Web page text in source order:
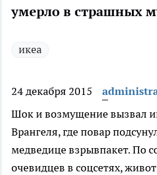
умерло в страшных
икеа
24 декабря 2015
Шок и возмущение вызвал
Врангеля, где повар
медведице взрывпакет. По
очевидцев в соцсетях,